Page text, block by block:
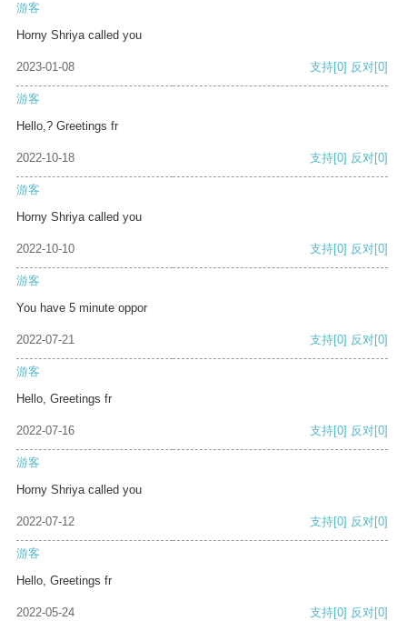
游客
Horny Shriya called you
2023-01-08 支持[0] 反对[0]
游客
Hello,? Greetings fr
2022-10-18 支持[0] 反对[0]
游客
Horny Shriya called you
2022-10-10 支持[0] 反对[0]
游客
You have 5 minute oppor
2022-07-21 支持[0] 反对[0]
游客
Hello, Greetings fr
2022-07-16 支持[0] 反对[0]
游客
Horny Shriya called you
2022-07-12 支持[0] 反对[0]
游客
Hello, Greetings fr
2022-05-24 支持[0] 反对[0]